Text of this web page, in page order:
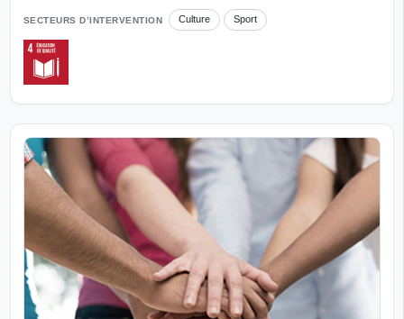
SECTEURS D’INTERVENTION Culture Sport